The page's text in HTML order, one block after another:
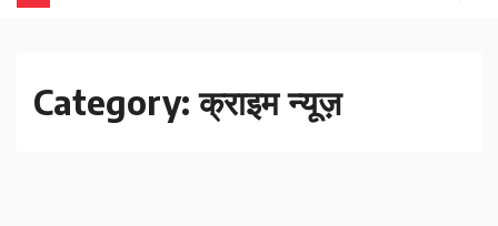
Category:क्राइम न्यूज़